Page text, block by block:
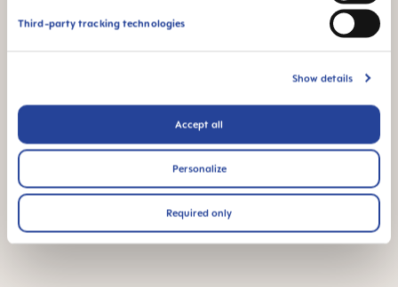
Third-party tracking technologies
Show details
Accept all
Personalize
Required only
de la tétine :
facilement acceptée
par les bébés, pour
¹ Étude de marché 2009-2023, tests réalisés auprès de 1,588
bébés.